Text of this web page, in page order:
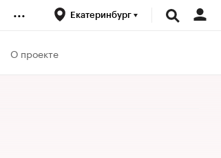
... Екатеринбург
О проекте